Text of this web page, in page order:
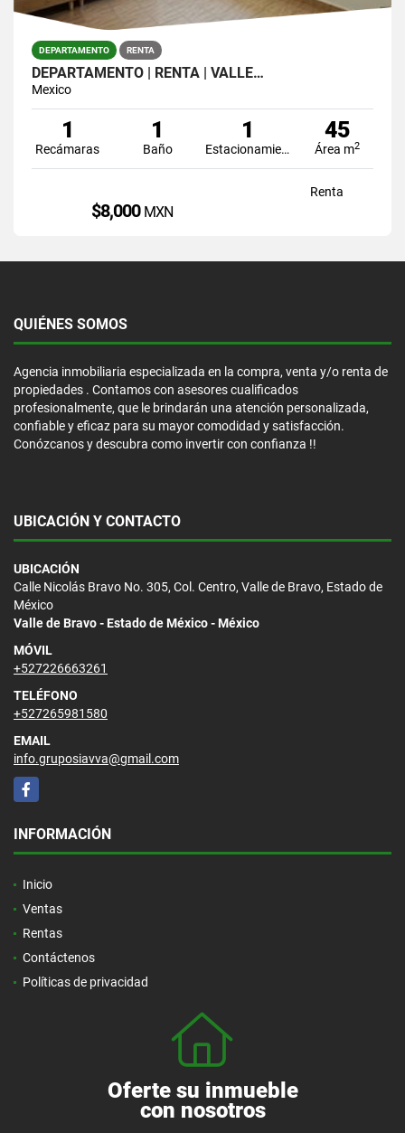
DEPARTAMENTO RENTA
DEPARTAMENTO | RENTA | VALLE…
Mexico
1
Recámaras
1
Baño
1
Estacionamiento
45
Área m2
Renta
$8,000 MXN
QUIÉNES SOMOS
Agencia inmobiliaria especializada en la compra, venta y/o renta de
propiedades . Contamos con asesores cualificados
profesionalmente, que le brindarán una atención personalizada,
confiable y eficaz para su mayor comodidad y satisfacción.
Conózcanos y descubra como invertir con confianza !!
UBICACIÓN Y CONTACTO
UBICACIÓN
Calle Nicolás Bravo No. 305, Col. Centro, Valle de Bravo, Estado de
México
Valle de Bravo - Estado de México - México
MÓVIL
+527226663261
TELÉFONO
+527265981580
EMAIL
info.gruposiavva@gmail.com
Facebook
INFORMACIÓN
Inicio
Ventas
Rentas
Contáctenos
Políticas de privacidad
Oferte su inmueble
con nosotros